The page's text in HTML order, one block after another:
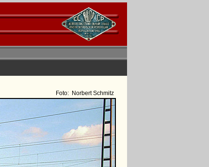
Foto: Norbert Schmitz